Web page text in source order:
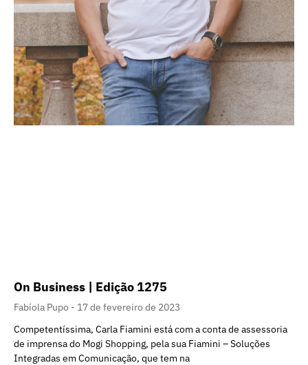
On Business | Edição 1275
Fabíola Pupo
17 de fevereiro de 2023
Competentíssima, Carla Fiamini está com a conta de assessoria
de imprensa do Mogi Shopping, pela sua Fiamini – Soluções
Integradas em Comunicação, que tem na